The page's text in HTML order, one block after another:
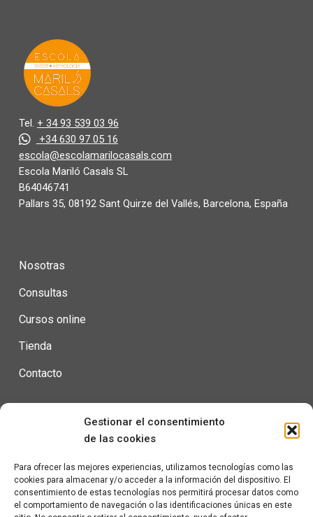
Gestionar el consentimiento
de las cookies
Para ofrecer las mejores experiencias, utilizamos tecnologías como las
cookies para almacenar y/o acceder a la información del dispositivo. El
consentimiento de estas tecnologías nos permitirá procesar datos como
el comportamiento de navegación o las identificaciones únicas en este
Tel. + 34 93 539 03 96
+34 630 97 05 16
escola@escolamarilocasals.com
Escola Mariló Casals SL
B64046741
Pallars 35, 08192 Sant Quirze del Vallés, Barcelona, España
Nosotras
Consultas
Cursos online
Tienda
Contacto
Condiciones de uso
Política de privacidad
Política de cookies